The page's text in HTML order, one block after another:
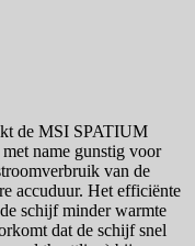
de MSI SPATIUM
name gunstig voor
van de
accuduur. Het efficiënte
schijf minder warmte
dat de schijf snel